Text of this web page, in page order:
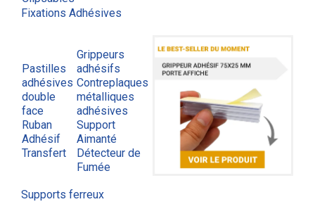
Fixations Adhésives
Pastilles
adhésives
double
face
Ruban
Adhésif
Transfert
Grippeurs
adhésifs
Contreplaques
métalliques
adhésives
Support
Aimanté
Détecteur de
Fumée
Supports ferreux